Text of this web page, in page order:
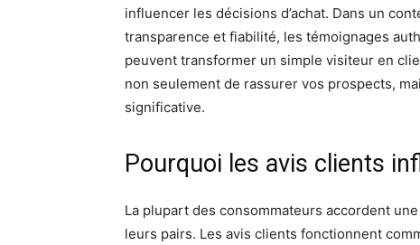
influencer les décisions d’achat. Dans un
transparence et fiabilité, les témoignages
peuvent transformer un simple visiteur en
non seulement de rassurer vos prospects,
significative.
Pourquoi les avis clients
La plupart des consommateurs accordent
leurs pairs. Les avis clients fonctionnent